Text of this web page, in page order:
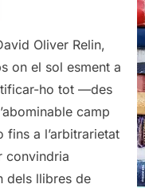
Oliver Relin,
on el sol esment a
ho tot —des
camp
fins a l’arbitrarietat
convindria
dels llibres de